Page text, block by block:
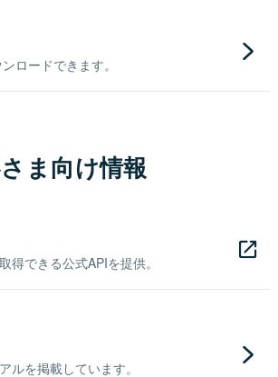
ロードできます。
ま向け情報
得できる公式APIを提供。
ルを掲載しています。